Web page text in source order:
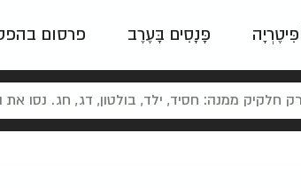
פָּנָסִים בָּעֶרֶב פרסום
ניינטיז נוסטלגי כרזות